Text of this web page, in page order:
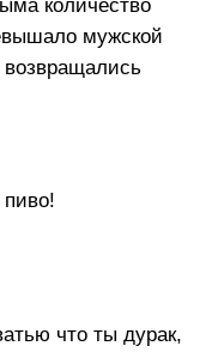
количество
мужской
возвращались
что ты дурак,